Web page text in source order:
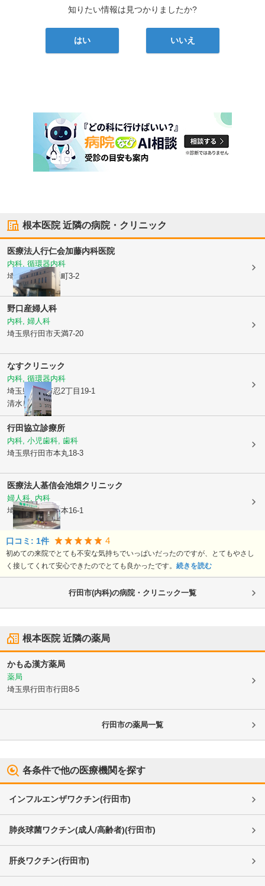
知りたい情報は見つかりましたか?
はい いいえ
根本医院近隣の病院・クリニック
医療法人行仁会加藤内科医院
内科, 循環器内科
埼玉県行田市旭町3-2
野口産婦人科
内科, 婦人科
埼玉県行田市天満7-20
なすクリニック
内科, 循環器内科
埼玉県行田市忍2丁目19-1
清水ビル1階
行田協立診療所
内科, 小児歯科, 歯科
埼玉県行田市本丸18-3
医療法人基信会池畑クリニック
婦人科, 内科
埼玉県行田市宮本16-1
口コミ: 1件 4
初めての来院でとても不安な気持ちでいっぱいだったのですが、とてもやさし
く接してくれて安心できたのでとても良かったです。 続きを読む
行田市(内科)の病院・クリニック一覧
根本医院近隣の薬局
かもゐ漢方薬局
薬局
埼玉県行田市行田8-5
行田市の薬局一覧
各条件で他の医療機関を探す
インフルエンザワクチン(行田市)
肺炎球菌ワクチン(成人/高齢者)(行田市)
肝炎ワクチン(行田市)